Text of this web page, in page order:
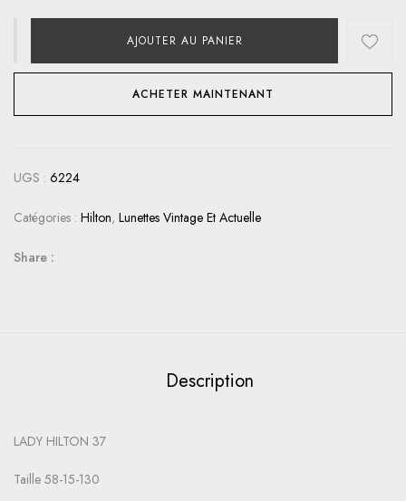
AJOUTER AU PANIER
ACHETER MAINTENANT
UGS : 6224
Catégories : Hilton, Lunettes Vintage Et Actuelle
Share :
Description
LADY HILTON 37
Taille 58-15-130